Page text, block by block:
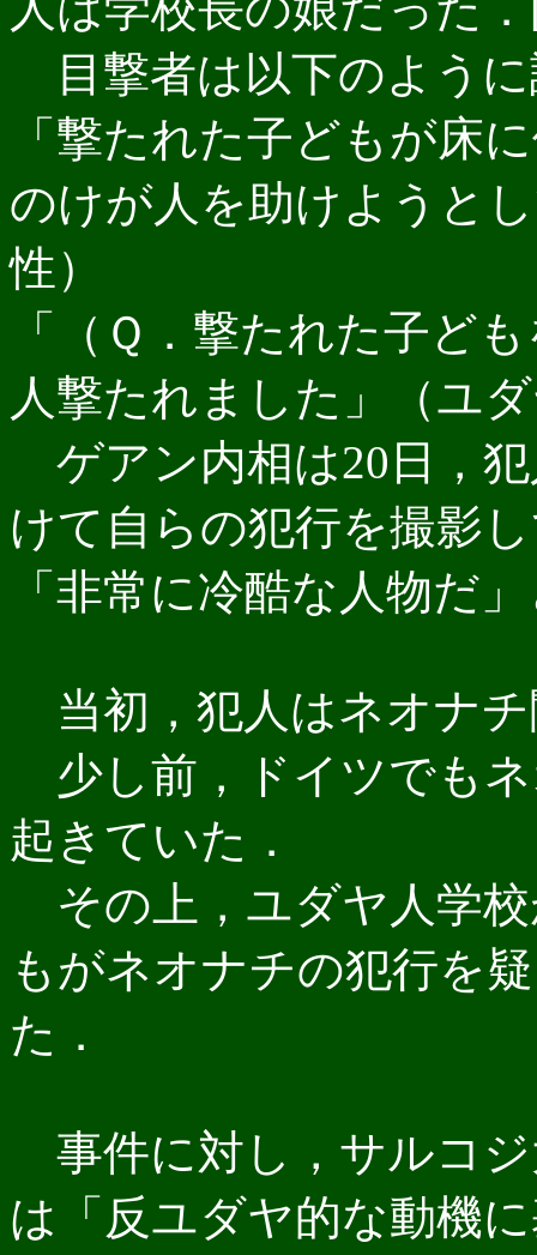
目撃者は以下のよう
「撃たれた子どもが床
のけが人を助けようと
性）
「（Ｑ．撃たれた子ど
人撃たれました」（ユ
ゲアン内相は20日，
けて自らの犯行を撮影
「非常に冷酷な人物だ
当初，犯人はネオナ
少し前，ドイツでも
起きていた．
その上，ユダヤ人学
もがネオナチの犯行を
た．
事件に対し，サルコ
は「反ユダヤ的な動機